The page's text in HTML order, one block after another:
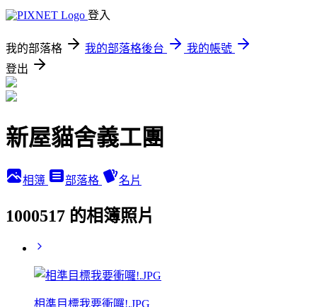
登入
我的部落格 我的部落格後台
我的帳號
登出
新屋貓舍義工團
相簿 部落格 名片
1000517 的相簿照片
相準目標我要衝囉!.JPG